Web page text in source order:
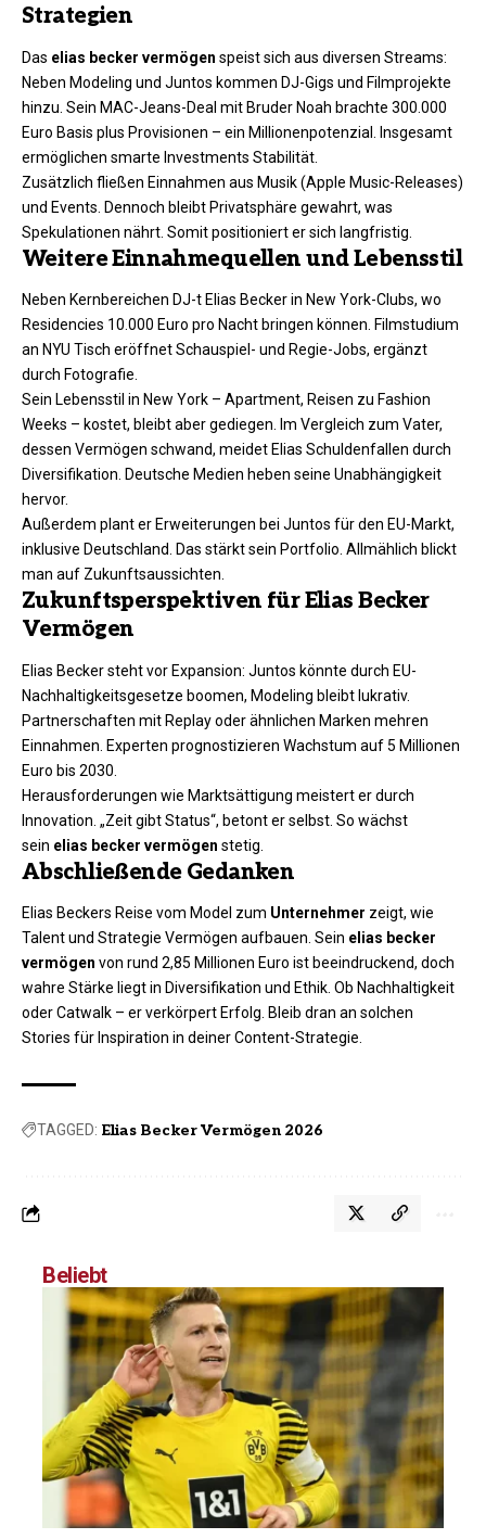
Strategien
Das elias becker vermögen speist sich aus diversen Streams:
Neben Modeling und Juntos kommen DJ-Gigs und Filmprojekte
hinzu. Sein MAC-Jeans-Deal mit Bruder Noah brachte 300.000
Euro Basis plus Provisionen – ein Millionenpotenzial. Insgesamt
ermöglichen smarte Investments Stabilität.​
Zusätzlich fließen Einnahmen aus Musik (Apple Music-Releases)
und Events. Dennoch bleibt Privatsphäre gewahrt, was
Spekulationen nährt. Somit positioniert er sich langfristig.
Weitere Einnahmequellen und Lebensstil
Neben Kernbereichen DJ-t Elias Becker in New York-Clubs, wo
Residencies 10.000 Euro pro Nacht bringen können. Filmstudium
an NYU Tisch eröffnet Schauspiel- und Regie-Jobs, ergänzt
durch Fotografie.​
Sein Lebensstil in New York – Apartment, Reisen zu Fashion
Weeks – kostet, bleibt aber gediegen. Im Vergleich zum Vater,
dessen Vermögen schwand, meidet Elias Schuldenfallen durch
Diversifikation. Deutsche Medien heben seine Unabhängigkeit
hervor.​
Außerdem plant er Erweiterungen bei Juntos für den EU-Markt,
inklusive Deutschland. Das stärkt sein Portfolio. Allmählich blickt
man auf Zukunftsaussichten.
Zukunftsperspektiven für Elias Becker
Vermögen
Elias Becker steht vor Expansion: Juntos könnte durch EU-
Nachhaltigkeitsgesetze boomen, Modeling bleibt lukrativ.
Partnerschaften mit Replay oder ähnlichen Marken mehren
Einnahmen. Experten prognostizieren Wachstum auf 5 Millionen
Euro bis 2030.​
Herausforderungen wie Marktsättigung meistert er durch
Innovation. „Zeit gibt Status“, betont er selbst. So wächst
sein elias becker vermögen stetig.​
Abschließende Gedanken
Elias Beckers Reise vom Model zum Unternehmer zeigt, wie
Talent und Strategie Vermögen aufbauen. Sein elias becker
vermögen von rund 2,85 Millionen Euro ist beeindruckend, doch
wahre Stärke liegt in Diversifikation und Ethik. Ob Nachhaltigkeit
oder Catwalk – er verkörpert Erfolg. Bleib dran an solchen
Stories für Inspiration in deiner Content-Strategie.
TAGGED: Elias Becker Vermögen 2026
Beliebt